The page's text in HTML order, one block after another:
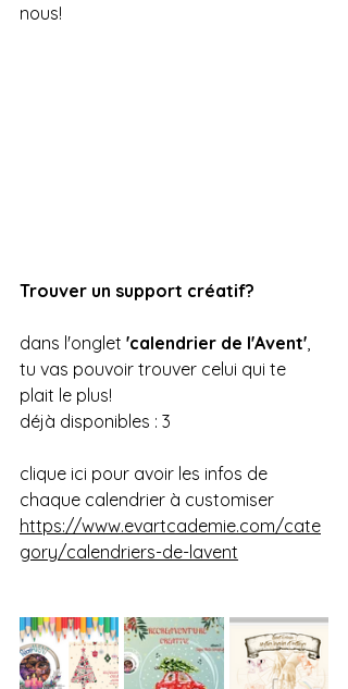
nous!
Trouver un support créatif?
dans l'onglet 'calendrier de l'Avent'
tu vas pouvoir trouver celui qui te
plait le plus!
déjà disponibles : 3
clique ici pour avoir les infos de
chaque calendrier à customiser
https://www.evartcademie.com/cate
gory/calendriers-de-lavent